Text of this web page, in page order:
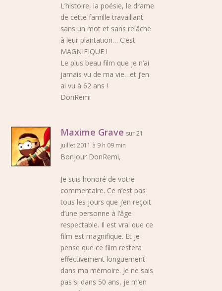
L’histoire, la poésie, le drame
de cette famille travaillant
sans un mot et sans relâche
à leur plantation… C’est
MAGNIFIQUE !
Le plus beau film que je n’ai
jamais vu de ma vie…et j’en
ai vu à 62 ans !
DonRemi
Maxime Grave sur 21
juillet 2011 à 9 h 09 min
Bonjour DonRemi,
Je suis honoré de votre
commentaire. Ce n’est pas
tous les jours que j’en reçoit
d’une personne à l’âge
respectable. Il est vrai que ce
film est magnifique. Et je
pense que ce film restera
effectivement longuement
dans ma mémoire. Je ne sais
pas si dans 50 ans, je m’en